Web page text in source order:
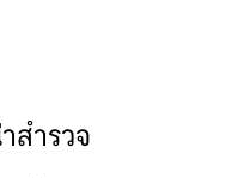
สำรวจ